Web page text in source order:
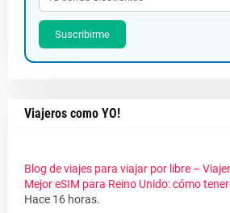
Suscribirme
Viajeros como YO!
Blog de viajes para viajar por libre –
Mejor eSIM para Reino Unido: cómo
Hace 16 horas.